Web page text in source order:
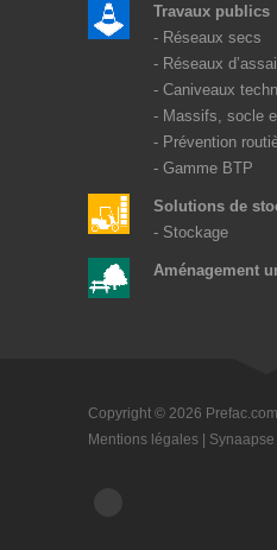
Travaux publics
Réseaux secs
Réseaux
Caniveaux
Massifs, socle
Prévention
Gamme BTP
Solutions de
Stockage
Aménagement
Copyright © 2026
Mentions légales | Synaapse